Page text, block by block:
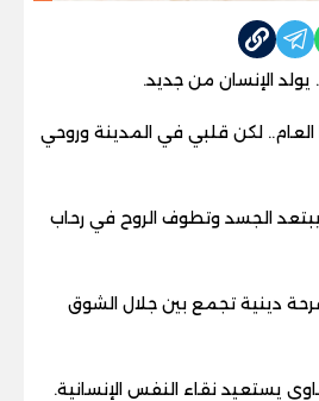
الإنسان من جديد.
العام.. لكن قلبي في المدينة وروحي
الجسد وتطوف الروح في رحاب
دينية تجمع بين جلال الشوق
يستعيد نقاء النفس الإنسانية.